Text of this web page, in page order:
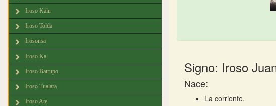
Iroso Kalu
Iroso Tolda
Irosonsa
Iroso Ka
Iroso Batrupo
Iroso Tualara
Iroso Ate
Signo: Iroso
Nace:
La corriente.